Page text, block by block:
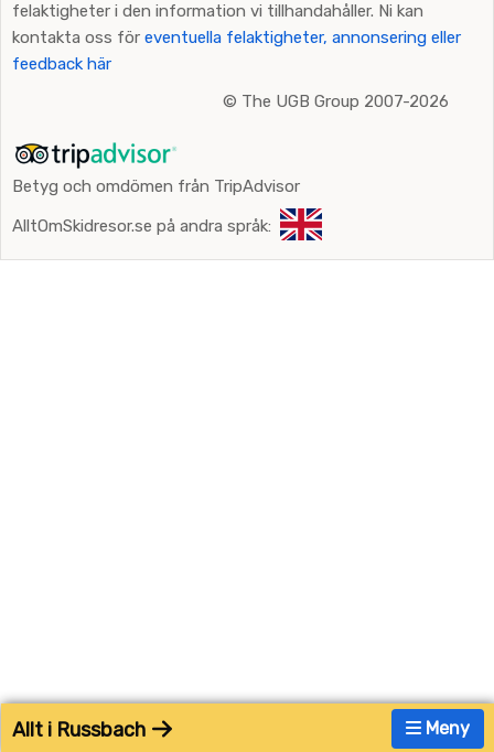
Meny
Allt i Russbach
felaktigheter i den information vi tillhandahåller. Ni kan
kontakta oss för eventuella felaktigheter, annonsering eller
feedback här
© The UGB Group 2007-2026
Betyg och omdömen från TripAdvisor
AlltOmSkidresor.se på andra språk: